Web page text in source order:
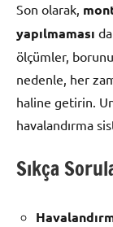
Son olarak,
yapılmaması
ölçümler,
nedenle, her
haline getirin.
havalandırma
Sıkça